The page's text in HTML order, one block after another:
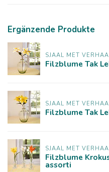
Ergänzende Produkte
SJAAL MET
Filzblume Tak
SJAAL MET
Filzblume Tak
SJAAL MET
Filzblume
assorti